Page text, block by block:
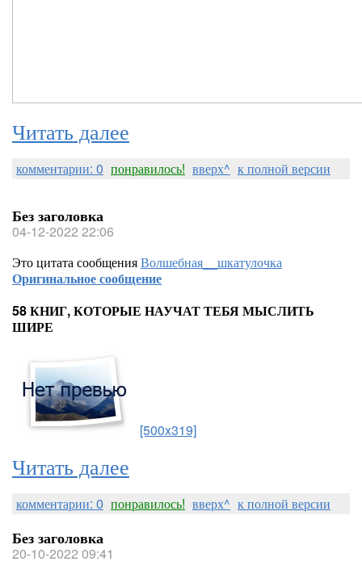
Читать далее
комментарии: 0 понравилось! вверх^ к полной версии
Без заголовка
04-12-2022 22:06
Это цитата сообщенияВолшебная__шкатулочка
Оригинальное сообщение
58 КНИГ, КОТОРЫЕ НАУЧАТ ТЕБЯ МЫСЛИТЬ
ШИРЕ
[500x319]
Читать далее
комментарии: 0 понравилось! вверх^ к полной версии
Без заголовка
20-10-2022 09:41